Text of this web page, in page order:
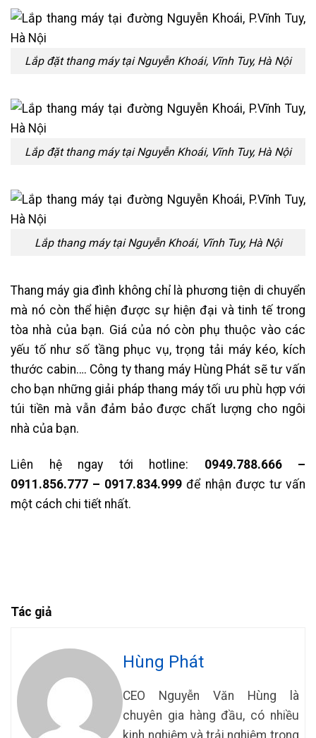
Lắp đặt thang máy tại Nguyễn Khoái, Vĩnh Tuy, Hà Nội
Lắp đặt thang máy tại Nguyễn Khoái, Vĩnh Tuy, Hà Nội
Lắp thang máy tại Nguyễn Khoái, Vĩnh Tuy, Hà Nội
Thang máy gia đình không chỉ là phương tiện di chuyển
mà nó còn thể hiện được sự hiện đại và tinh tế trong
tòa nhà của bạn. Giá của nó còn phụ thuộc vào các
yếu tố như số tầng phục vụ, trọng tải máy kéo, kích
thước cabin…. Công ty thang máy Hùng Phát sẽ tư vấn
cho bạn những giải pháp thang máy tối ưu phù hợp với
túi tiền mà vẫn đảm bảo được chất lượng cho ngôi
nhà của bạn.
Liên hệ ngay tới hotline: 0949.788.666 –
0911.856.777 – 0917.834.999để nhận được tư vấn
một cách chi tiết nhất.
Tác giả
Hùng Phát
CEO Nguyễn Văn Hùng là
chuyên gia hàng đầu, có nhiều
kinh nghiệm và trải nghiệm trong